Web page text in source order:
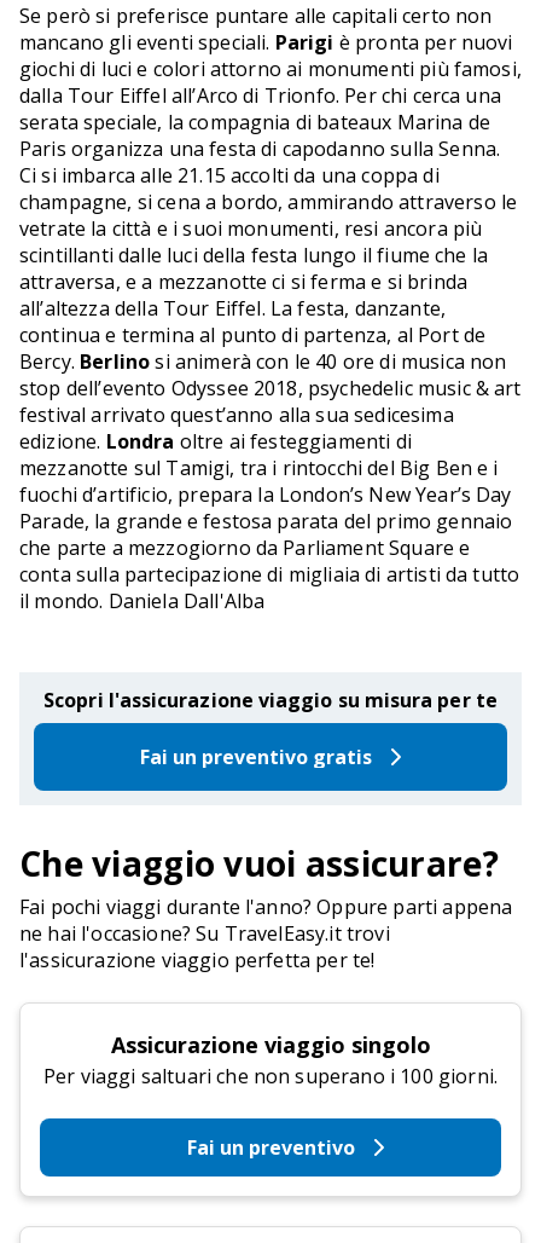
Se però si preferisce puntare alle capitali certo non
mancano gli eventi speciali. Parigi è pronta per nuovi
giochi di luci e colori attorno ai monumenti più famosi,
dalla Tour Eiffel all’Arco di Trionfo. Per chi cerca una
serata speciale, la compagnia di bateaux Marina de
Paris organizza una festa di capodanno sulla Senna.
Ci si imbarca alle 21.15 accolti da una coppa di
champagne, si cena a bordo, ammirando attraverso le
vetrate la città e i suoi monumenti, resi ancora più
scintillanti dalle luci della festa lungo il fiume che la
attraversa, e a mezzanotte ci si ferma e si brinda
all’altezza della Tour Eiffel. La festa, danzante,
continua e termina al punto di partenza, al Port de
Bercy. Berlinosi animerà con le 40 ore di musica non
stop dell’evento Odyssee 2018, psychedelic music & art
festival arrivato quest’anno alla sua sedicesima
edizione. Londra oltre ai festeggiamenti di
mezzanotte sul Tamigi, tra i rintocchi del Big Ben e i
fuochi d’artificio, prepara la London’s New Year’s Day
Parade, la grande e festosa parata del primo gennaio
che parte a mezzogiorno da Parliament Square e
conta sulla partecipazione di migliaia di artisti da tutto
il mondo. Daniela Dall'Alba
Scopri l'assicurazione viaggio su misura per te
Fai un preventivo gratis
Che viaggio vuoi assicurare?
Fai pochi viaggi durante l'anno? Oppure parti appena
ne hai l'occasione? Su TravelEasy.it trovi
l'assicurazione viaggio perfetta per te!
Assicurazione viaggio singolo
Per viaggi saltuari che non superano i 100 giorni.
Fai un preventivo